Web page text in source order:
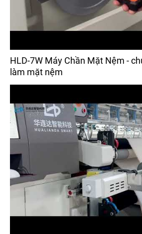
HLD-7W Máy Chần Mặt Nệm -
làm mặt nệm